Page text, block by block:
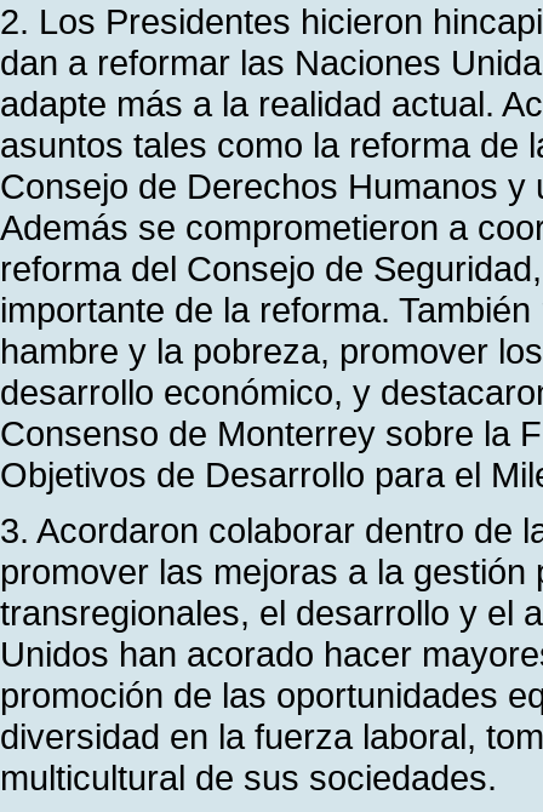
2. Los Presidentes hicieron
dan a reformar las Naciones
adapte más a la realidad actual.
asuntos tales como la reforma de
Consejo de Derechos Humanos
Además se comprometieron a
reforma del Consejo de
importante de la reforma.
hambre y la pobreza, promover
desarrollo económico, y
Consenso de Monterrey sobre la
Objetivos de Desarrollo para el
3. Acordaron colaborar dentro de
promover las mejoras a la
transregionales, el desarrollo y el
Unidos han acorado hacer
promoción de las oportunidades
diversidad en la fuerza laboral,
multicultural de sus sociedades.